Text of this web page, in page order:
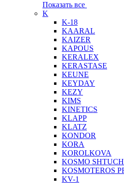
Показать все
K
K-18
KAARAL
KAIZER
KAPOUS
KERALEX
KERASTASE
KEUNE
KEYDAY
KEZY
KIMS
KINETICS
KLAPP
KLATZ
KONDOR
KORA
KOROLKOVA
KOSMO
KOSMOTEROS
KV-1